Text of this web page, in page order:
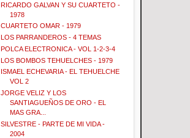
RICARDO GALVAN Y SU CUARTETO -
1978
CUARTETO OMAR - 1979
LOS PARRANDEROS - 4 TEMAS
POLCA ELECTRONICA - VOL 1-2-3-4
LOS BOMBOS TEHUELCHES - 1979
ISMAEL ECHEVARIA - EL TEHUELCHE
VOL 2
JORGE VELIZ Y LOS
SANTIAGUEÑOS DE ORO - EL
MAS GRA...
SILVESTRE - PARTE DE MI VIDA -
2004